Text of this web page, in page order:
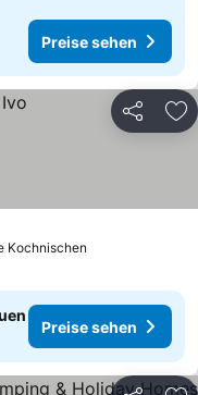
Preise sehen
Teilen
Kochnischen
Preise sehen